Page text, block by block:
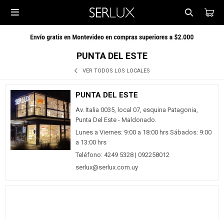

PUNTA DEL ESTE
VER TODOS LOS LOCALES
PUNTA DEL ESTE
Av. Italia 0035, local 07, esquina Patagonia,
Punta Del Este - Maldonado.
Lunes a Viernes: 9:00 a 18:00 hrs Sábados: 9:00
a 13:00 hrs
Teléfono: 4249 5328 | 092258012
serlux@serlux.com.uy